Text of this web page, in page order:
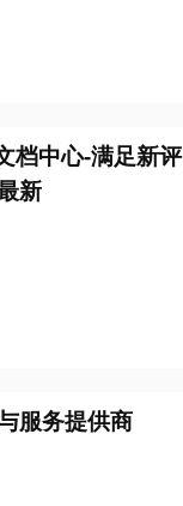
档中心-满足新评
新
服务提供商